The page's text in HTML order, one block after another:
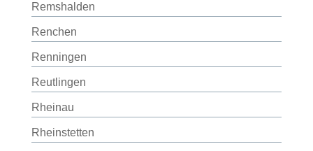
Remshalden
Renchen
Renningen
Reutlingen
Rheinau
Rheinstetten